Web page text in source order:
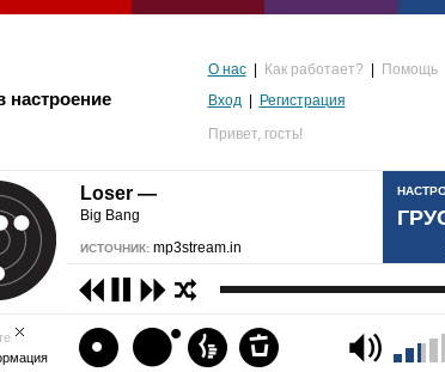
настроение
О нас Как работает?
Помощь
Вход
Регистрация
Привет, гость!
Loser —
Big Bang
ИСТОЧНИК: mp3stream.in